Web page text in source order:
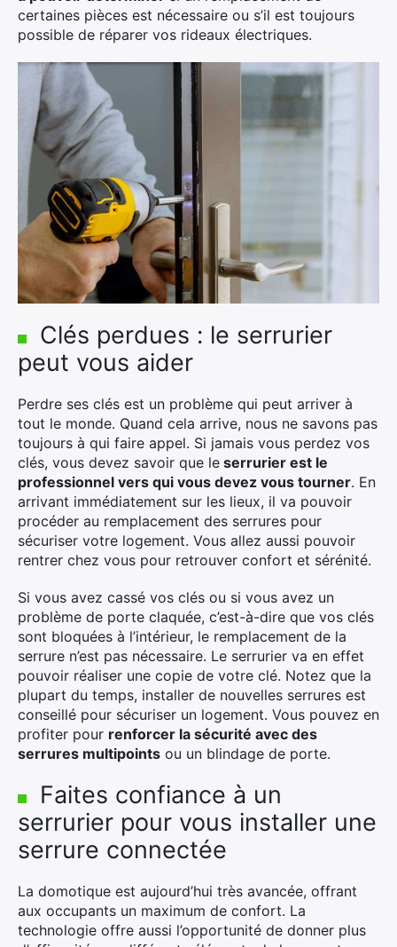
certaines pièces est nécessaire ou s’il est toujours
possible de réparer vos rideaux électriques.
Clés perdues : le serrurier
peut vous aider
Perdre ses clés est un problème qui peut arriver à
tout le monde. Quand cela arrive, nous ne savons pas
toujours à qui faire appel. Si jamais vous perdez vos
clés, vous devez savoir que le serrurier est le
professionnel vers qui vous devez vous tourner. En
arrivant immédiatement sur les lieux, il va pouvoir
procéder au remplacement des serrures pour
sécuriser votre logement. Vous allez aussi pouvoir
rentrer chez vous pour retrouver confort et sérénité.
Si vous avez cassé vos clés ou si vous avez un
problème de porte claquée, c’est-à-dire que vos clés
sont bloquées à l’intérieur, le remplacement de la
serrure n’est pas nécessaire. Le serrurier va en effet
pouvoir réaliser une copie de votre clé. Notez que la
plupart du temps, installer de nouvelles serrures est
conseillé pour sécuriser un logement. Vous pouvez en
profiter pour renforcer la sécurité avec des
serrures multipoints ou un blindage de porte.
Faites confiance à un
serrurier pour vous installer une
serrure connectée
La domotique est aujourd’hui très avancée, offrant
aux occupants un maximum de confort. La
technologie offre aussi l’opportunité de donner plus
Rechercher
: